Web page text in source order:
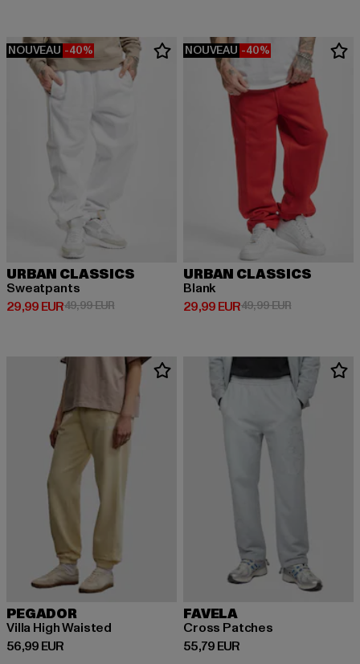
NOUVEAU -40%
URBAN CLASSICS
Sweatpants
29,99 EUR
Prix courant: 29,99 EUR
49,99 EURPrix en promotion: 49,99 EUR
NOUVEAU -40%
URBAN CLASSICS
Blank
29,99 EUR
Prix courant: 29,99 EUR
49,99 EURPrix en
PEGADOR
Villa High Waisted
56,99 EUR
Prix courant: 56,99 EUR
FAVELA
Cross Patches
55,79 EUR
Prix courant: 55,79 EUR